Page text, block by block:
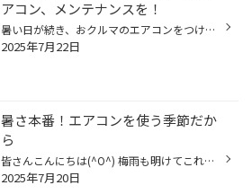
アコン、メンテナンスを！
暑い日が続き、おクルマのエアコンをつける機会も増えてきていると思います。 今回は暑い夏に向けた、おクルマのエアコン向け、おススメ商品のご紹介です！ 【おクルマのエアコン、メンテナンスにオススメ商品！】 エアコンには、コンプレッサーという、エアコンを動かす心臓のようなものがあり、 ...
2025年7月22日
暑さ本番！エアコンを使う季節だか
ら
皆さんこんにちは(^O^) 梅雨も明けてこれから暑さ本番ですね！！ そんな暑さ対策として当店からおススメ商品のご案内です(^^)/ 『WAKOS パワーエアコンプラス』エアコンの添加剤です！ こちらの商品は通常使用時に減ってしまう エアコンコンプレッサーオイルを補充し コンプレッサーの動きをスムー...
2025年7月20日